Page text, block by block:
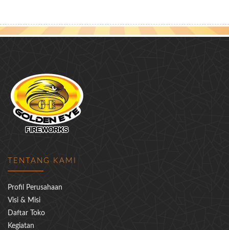
TENTANG KAMI
Profil Perusahaan
Visi & Misi
Daftar Toko
Kegiatan